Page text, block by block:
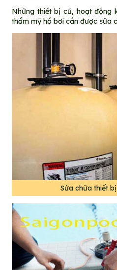
Những thiết bị cũ, hoạt động
thẩm mỹ hồ bơi cần được sửa
Sửa chữa thiết